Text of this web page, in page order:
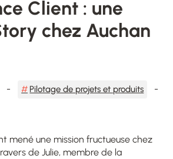
Client : une
chez Auchan
Pilotage de projets et produits
mené une mission fructueuse chez
de Julie, membre de la